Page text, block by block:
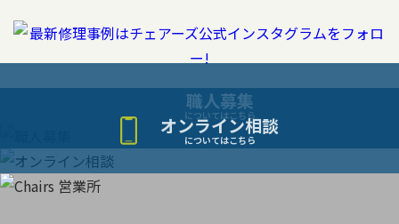
職人募集
についてはこちら
オンライン相談
についてはこちら